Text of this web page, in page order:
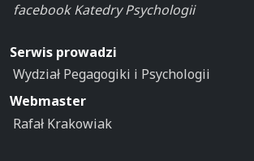
facebook Katedry Psychologii
Serwis prowadzi
Wydział Pegagogiki i Psychologii
Webmaster
Rafał Krakowiak